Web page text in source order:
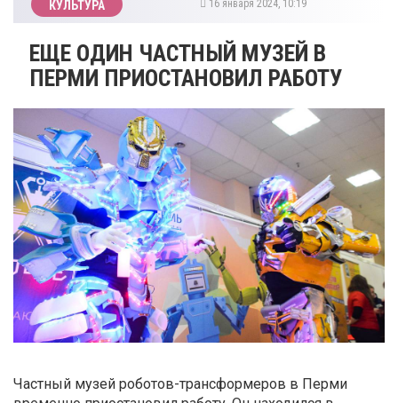
КУЛЬТУРА 16 января 2024, 10:19
​ЕЩЕ ОДИН ЧАСТНЫЙ МУЗЕЙ В
ПЕРМИ ПРИОСТАНОВИЛ РАБОТУ
Частный музей роботов-трансформеров в Перми